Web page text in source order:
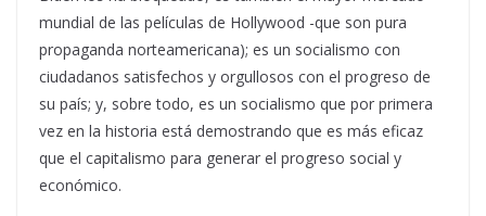
mundial de las películas de Hollywood -que son pura
propaganda norteamericana); es un socialismo con
ciudadanos satisfechos y orgullosos con el progreso de
su país; y, sobre todo, es un socialismo que por primera
vez en la historia está demostrando que es más eficaz
que el capitalismo para generar el progreso social y
económico.